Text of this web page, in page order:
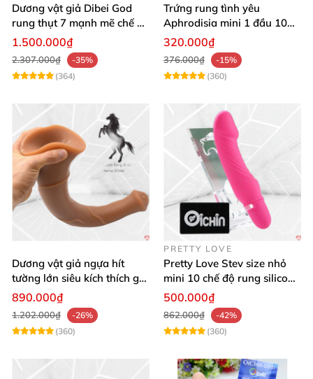
Dương vật giả Dibei God
rung thụt 7 mạnh mẽ chế độ
tỏa nhiệt
1.500.000₫
2.307.000₫
-35%
(364)
Trứng rung tình yêu
Aphrodisia mini 1 đầu 10
chế độ rung đa năng
320.000₫
376.000₫
-15%
(360)
Dương vật giả ngựa hít
tường lớn siêu kích thích gai
nổi
890.000₫
1.202.000₫
-26%
(360)
PRETTY LOVE
Pretty Love Stev size nhỏ
mini 10 chế độ rung silicone
mềm
500.000₫
862.000₫
-42%
(360)